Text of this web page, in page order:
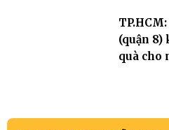
(quận 8)
quà cho